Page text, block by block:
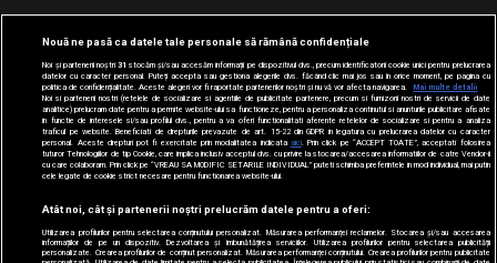
Urmărește-ne și pe
Nouă ne pasă ca datele tale personale să rămână confidențiale
Noi și partenerii noștri31 stocăm și/sau accesăm informații pe dispozitivul dvs., precum identificatorii cookie unici pentru prelucrarea
datelor cu caracter personal. Puteți accepta sau gestiona alegerile dvs. făcând clic mai jos sau în orice moment, pe pagina cu
politica de confidențialitate. Aceste alegeri vor fi raportate partenerilor noștri și nu vă vor afecta navigarea.
Mai multe detalii
Noi si partenerii nostri (retelele de socializare si agentiile de publicitate partenere, precum si furnizorii nostri de servicii de date
analitice) prelucram date pentru a permite website-ului sa functioneze, pentru a personaliza continutul si anunturile publicitare afisate
in functie de interesele si/sau profilul dvs., pentru a va oferi functionalitati aferente retelelor de socializare si pentru a analiza
traficul pe website. Beneficiati de drepturile prevazute de art. 15-22 din GDPR in legatura cu prelucrarea datelor cu caracter
personal. Aceste drepturi pot fi exercitate prin modalitatea indicata aici. Prin click pe “ACCEPT TOATE”, acceptati folosirea
tuturor Tehnologiilor de tip Cookie, care implica inclusiv acceptul dvs. cu privire la stocarea/accesarea informatiilor de catre Vendor-ii
cu care colaboram. Prin click pe “VREAU SA MODIFIC SETARILE INDIVIDUAL” puteti schimba preferintele in mod individual, mai putin
cele legate de cookie strict necesare pentru functionarea website-ului.
Atât noi, cât și partenerii noștri prelucrăm datele pentru a oferi:
Utilizarea profilurilor pentru selectarea conținutului personalizat. Măsurarea performanței reclamelor. Stocarea și/sau accesarea
informațiilor de pe un dispozitiv. Dezvoltarea și îmbunătățirea serviciilor. Utilizarea profilurilor pentru selectarea publicității
personalizate. Crearea profilurilor de conținut personalizat. Măsurarea performanței conținutului. Crearea profilurilor pentru publicitate